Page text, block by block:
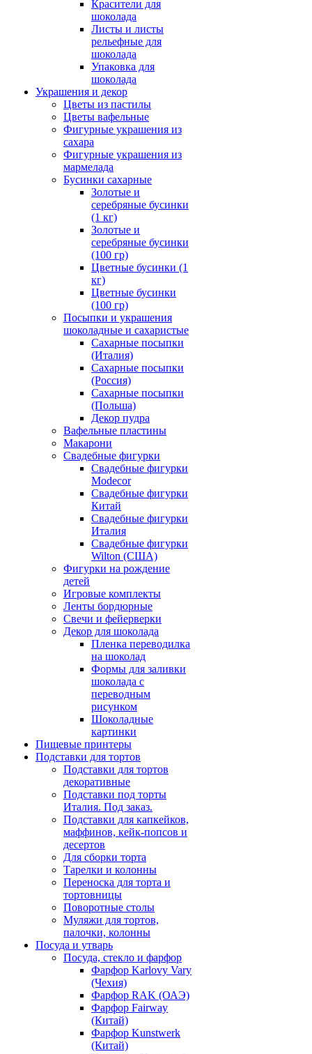
Красители для
шоколада
Листы и листы
рельефные для
шоколада
Упаковка для
шоколада
Украшения и декор
Цветы из пастилы
Цветы вафельные
Фигурные украшения из
сахара
Фигурные украшения из
мармелада
Бусинки сахарные
Золотые и
серебряные бусинки
(1 кг)
Золотые и
серебряные бусинки
(100 гр)
Цветные бусинки (1
кг)
Цветные бусинки
(100 гр)
Посыпки и украшения
шоколадные и сахаристые
Сахарные посыпки
(Италия)
Сахарные посыпки
(Россия)
Сахарные посыпки
(Польша)
Декор пудра
Вафельные пластины
Макарони
Свадебные фигурки
Свадебные фигурки
Modecor
Свадебные фигурки
Китай
Свадебные фигурки
Италия
Свадебные фигурки
Wilton (США)
Фигурки на рождение
детей
Игровые комплекты
Ленты бордюрные
Свечи и фейерверки
Декор для шоколада
Пленка переводилка
на шоколад
Формы для заливки
шоколада с
переводным
рисунком
Шоколадные
картинки
Пищевые принтеры
Подставки для тортов
Подставки для тортов
декоративные
Подставки под торты
Италия. Под заказ.
Подставки для капкейков,
маффинов, кейк-попсов и
десертов
Для сборки торта
Тарелки и колонны
Переноска для торта и
тортовницы
Поворотные столы
Муляжи для тортов,
палочки, колонны
Посуда и утварь
Посуда, стекло и фарфор
Фарфор Karlovy Vary
(Чехия)
Фарфор RAK (ОАЭ)
Фарфор Fairway
(Китай)
Фарфор Kunstwerk
(Китай)